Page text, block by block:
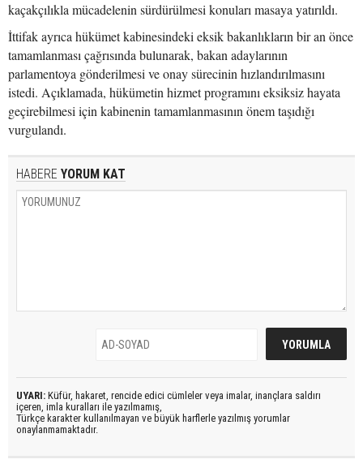
kaçakçılıkla mücadelenin sürdürülmesi konuları masaya yatırıldı.
İttifak ayrıca hükümet kabinesindeki eksik bakanlıkların bir an önce
tamamlanması çağrısında bulunarak, bakan adaylarının
parlamentoya gönderilmesi ve onay sürecinin hızlandırılmasını
istedi. Açıklamada, hükümetin hizmet programını eksiksiz hayata
geçirebilmesi için kabinenin tamamlanmasının önem taşıdığı
vurgulandı.
HABERE YORUM KAT
UYARI: Küfür, hakaret, rencide edici cümleler veya imalar, inançlara saldırı
içeren, imla kuralları ile yazılmamış,
Türkçe karakter kullanılmayan ve büyük harflerle yazılmış yorumlar
onaylanmamaktadır.